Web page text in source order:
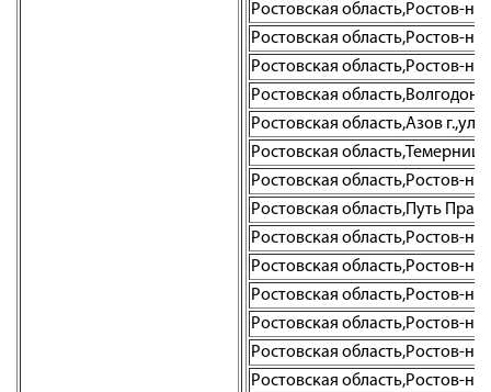
Ростовская область,Ростов-
Ростовская область,Ростов-
Ростовская область,Ростов-
Ростовская
Ростовская область,Азов г.,ул.
Ростовская
Ростовская область,Ростов-
Ростовская область,Путь
Ростовская область,Ростов-
Ростовская область,Ростов-
Ростовская область,Ростов-
Ростовская область,Ростов-
Ростовская область,Ростов-
Ростовская область,Ростов-